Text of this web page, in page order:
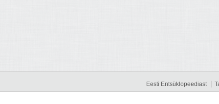
Eesti Entsüklopeediast